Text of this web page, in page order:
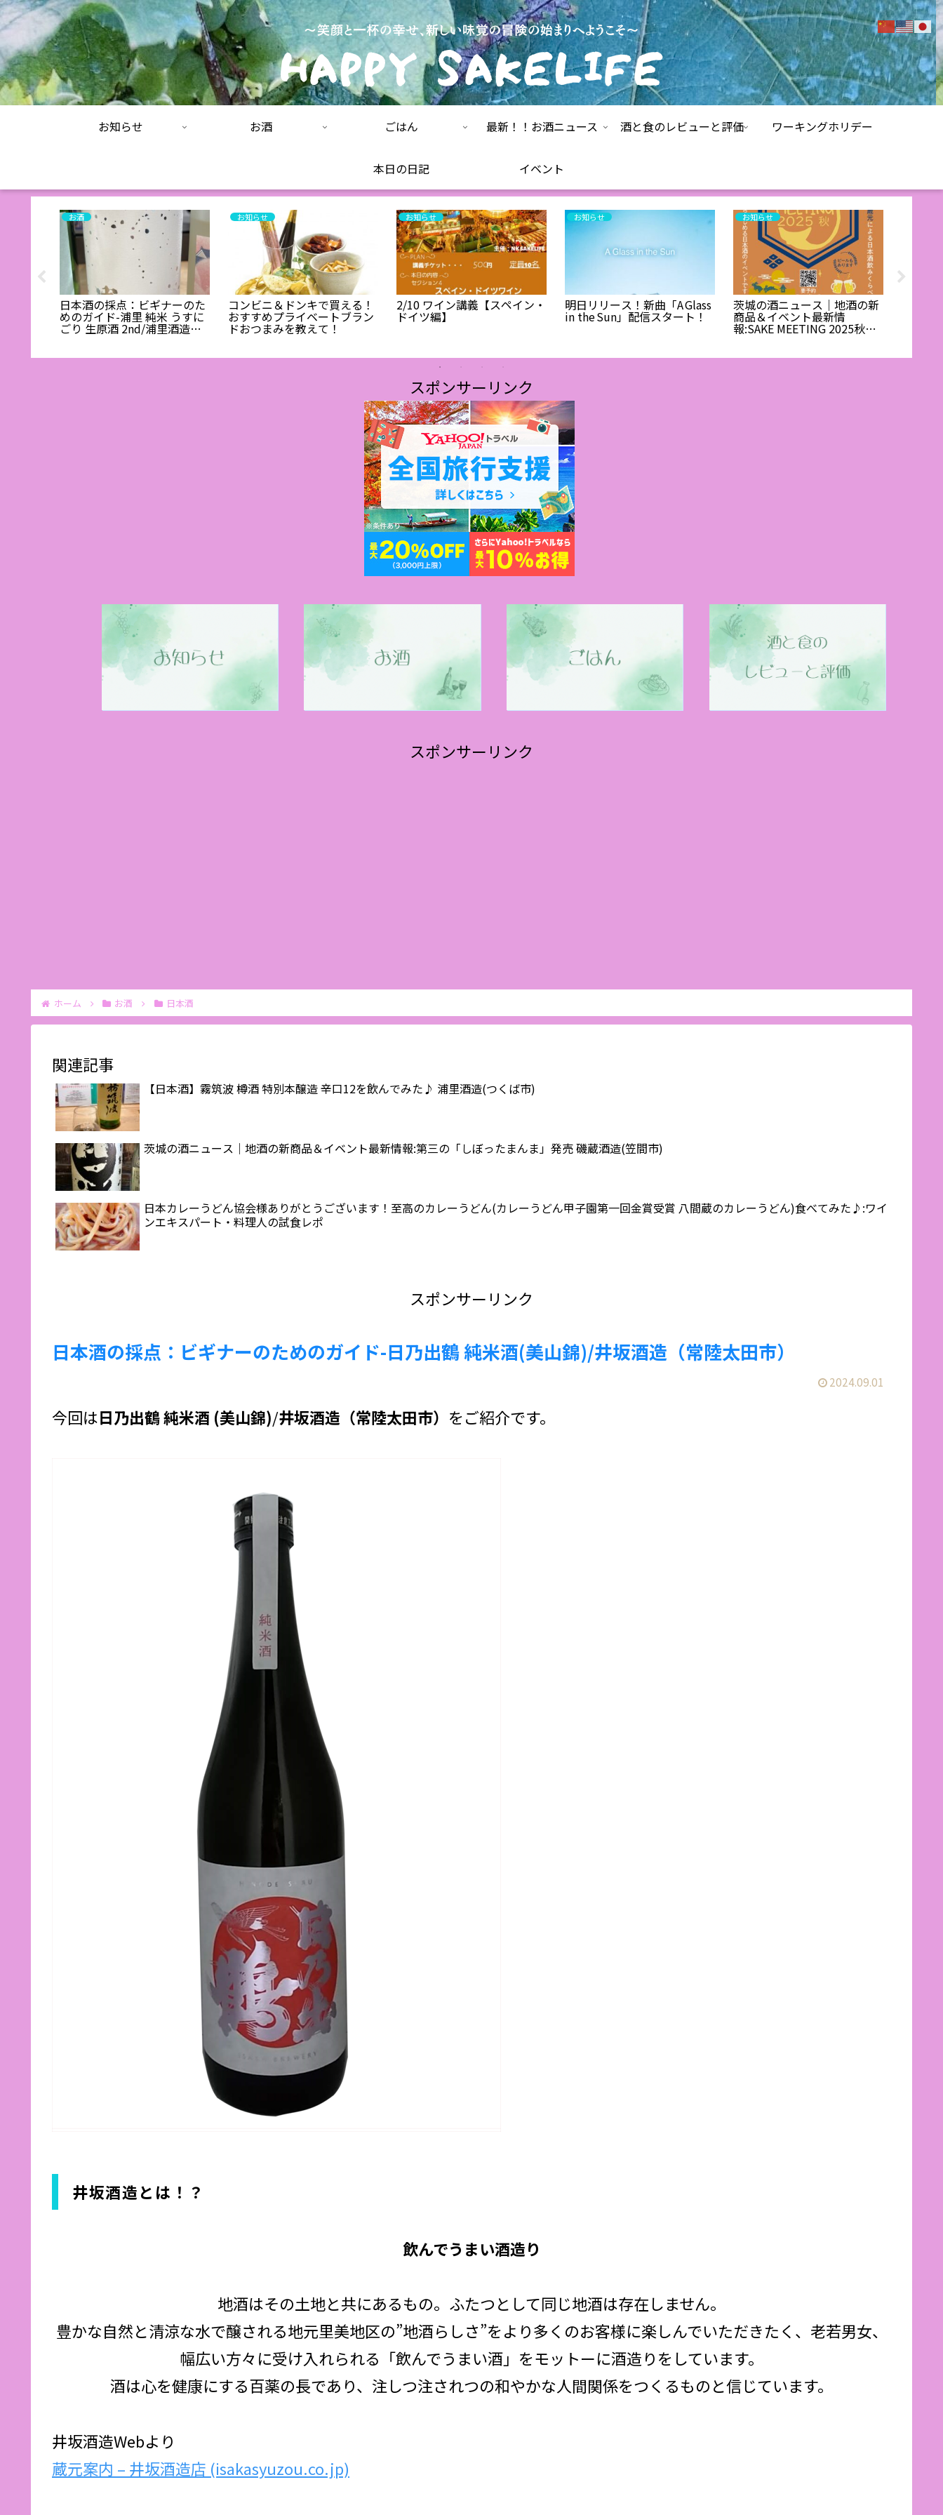
お知らせ お酒 ごはん 最新！！お酒ニュース 酒と食のレビューと評価 ワーキングホリデー
本日の日記 イベント
お酒
日本酒の採点：ビギナーのた
めのガイド-浦里 純米 うすに
ごり 生原酒 2nd/浦里酒造
お知らせ
コンビニ＆ドンキで買える！
おすすめプライベートブラン
ドおつまみを教えて！
お知らせ
2/10 ワイン講義【スペイン・
ドイツ編】
お知らせ
明日リリース！新曲「A Glass
in the Sun」配信スタート！
お知らせ
茨城の酒ニュース｜地酒の新
商品＆イベント最新情
報:SAKE MEETING 2025秋＠
アトレ取手｜茨城の地酒を試
スポンサーリンク
スポンサーリンク
ホーム お酒 日本酒
関連記事
【日本酒】霧筑波 樽酒 特別本醸造 辛口12を飲んでみた♪ 浦里酒造(つくば市)
茨城の酒ニュース｜地酒の新商品＆イベント最新情報:第三の「しぼったまんま」発売 磯蔵酒造(笠間市)
日本カレーうどん協会様ありがとうございます！至高のカレーうどん(カレーうどん甲子園第一回金賞受賞 八間蔵のカレーうどん)食べてみた♪:ワイ
ンエキスパート・料理人の試食レポ
スポンサーリンク
日本酒の採点：ビギナーのためのガイド-日乃出鶴 純米酒(美山錦)/井坂酒造（常陸太田市）
2024.09.01
今回は日乃出鶴 純米酒 (美山錦)/井坂酒造（常陸太田市） をご紹介です。
井坂酒造とは！？
飲んでうまい酒造り
地酒はその土地と共にあるもの。ふたつとして同じ地酒は存在しません。
豊かな自然と清涼な水で醸される地元里美地区の”地酒らしさ”をより多くのお客様に楽しんでいただきたく、老若男女、
幅広い方々に受け入れられる「飲んでうまい酒」をモットーに酒造りをしています。
酒は心を健康にする百薬の長であり、注しつ注されつの和やかな人間関係をつくるものと信じています。
井坂酒造Webより
蔵元案内 – 井坂酒造店 (isakasyuzou.co.jp)